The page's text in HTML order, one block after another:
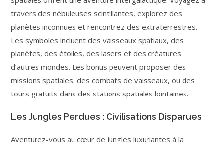
travers des nébuleuses scintillantes, explorez des
planètes inconnues et rencontrez des extraterrestres.
Les symboles incluent des vaisseaux spatiaux, des
planètes, des étoiles, des lasers et des créatures
d’autres mondes. Les bonus peuvent proposer des
missions spatiales, des combats de vaisseaux, ou des
tours gratuits dans des stations spatiales lointaines.
Les Jungles Perdues : Civilisations Disparues
Aventurez-vous au cœur de jungles luxuriantes à la